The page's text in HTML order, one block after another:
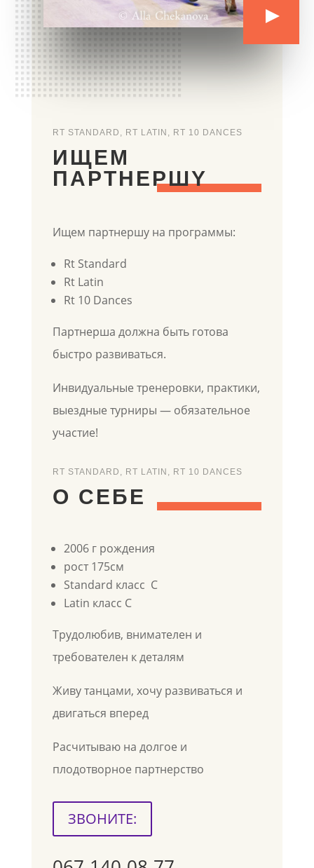
RT STANDARD, RT LATIN, RT 10 DANCES
ИЩЕМ
ПАРТНЕРШY
Ищем партнершу на программы:
Rt Standard
Rt Latin
Rt 10 Dances
Партнерша должна быть готова
быстро развиваться.
Инвидуальные тренеровки, практики,
выездные турниры — обязательное
участие!
RT STANDARD, RT LATIN, RT 10 DANCES
О СЕБЕ
2006 г рождения
рост 175см
Standard класс C
Latin класс С
Трудолюбив, внимателен и
требователен к деталям
Живу танцами, хочу развиваться и
двигаться вперед
Расчитываю на долгое и
плодотворное партнерство
ЗВОНИТЕ: